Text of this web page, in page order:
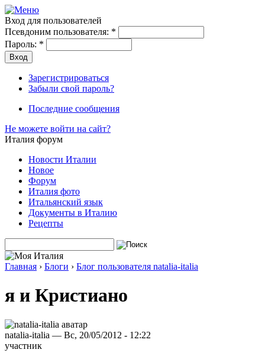
Вход для пользователей
Псевдоним пользователя: *
Пароль: *
Зарегистрироваться
Забыли свой пароль?
Последние сообщения
Не можете войти на сайт?
Италия форум
Новости Италии
Новое
Форум
Италия фото
Итальянский язык
Документы в Италию
Рецепты
Главная › Блоги › Блог пользователя natalia-italia
я и Кристиано
natalia-italia — Вс, 20/05/2012 - 12:22
участник